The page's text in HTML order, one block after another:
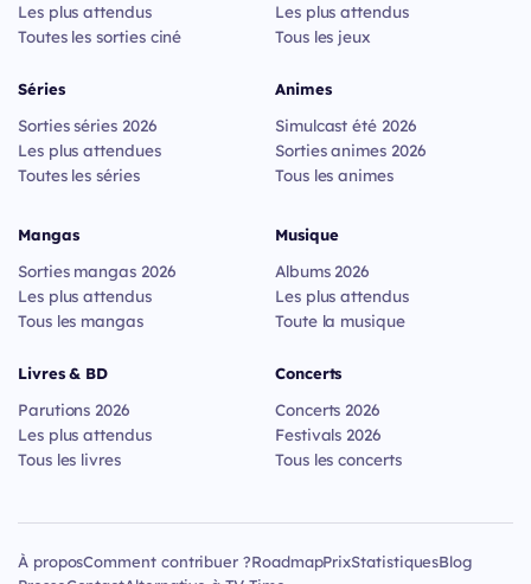
Les plus attendus
Toutes les sorties ciné
Séries
Sorties séries 2026
Les plus attendues
Toutes les séries
Les plus attendus
Tous les jeux
Animes
Simulcast été 2026
Sorties animes 2026
Tous les animes
Mangas
Sorties mangas 2026
Les plus attendus
Tous les mangas
Livres & BD
Parutions 2026
Les plus attendus
Tous les livres
Musique
Albums 2026
Les plus attendus
Toute la musique
Concerts
Concerts 2026
Festivals 2026
Tous les concerts
À proposComment contribuer ?RoadmapPrixStatistiquesBlog